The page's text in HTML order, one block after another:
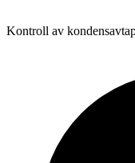
Kontroll av